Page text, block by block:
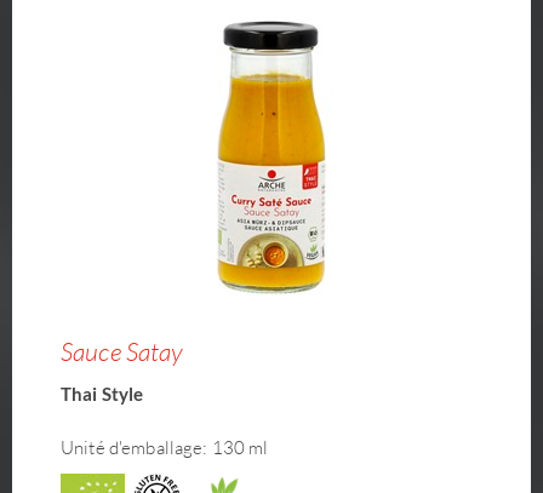
Sauce Satay
Thai Style
Unité d'emballage: 130 ml